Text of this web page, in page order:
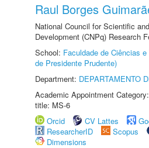
Raul Borges
National Council for Scientific
Development (CNPq) Research
School: Faculdade de Ciências
de Presidente Prudente)
Department: DEPARTAMENTO
Academic Appointment
title: MS-6
Orcid
CV Lattes
ResearcherID
Scopus
Dimensions